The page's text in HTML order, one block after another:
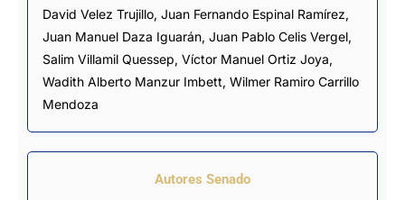
David Velez Trujillo, Juan Fernando Espinal Ramírez,
Juan Manuel Daza Iguarán, Juan Pablo Celis Vergel,
Salim Villamil Quessep, Víctor Manuel Ortiz Joya,
Wadith Alberto Manzur Imbett, Wilmer Ramiro Carrillo
Mendoza
Autores Senado